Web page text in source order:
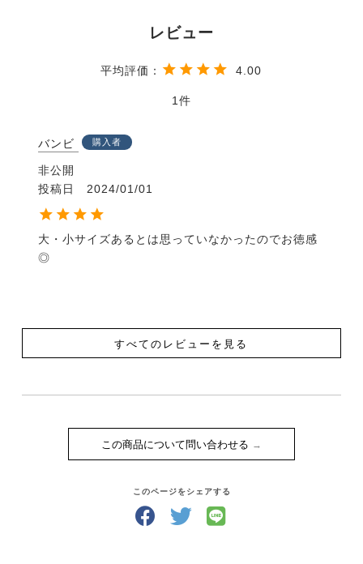
4.00
1
バンビ 購入者
非公開
投稿日
2024/01/01
大・小サイズあるとは思っていなかったのでお徳感
◎
すべてのレビューを見る
この商品について問い合わせる
このページをシェアする